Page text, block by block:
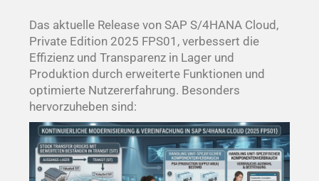
Das aktuelle Release von SAP S/4HANA Cloud,
Private Edition 2025 FPS01, verbessert die
Effizienz und Transparenz in Lager und
Produktion durch erweiterte Funktionen und
optimierte Nutzererfahrung. Besonders
hervorzuheben sind: